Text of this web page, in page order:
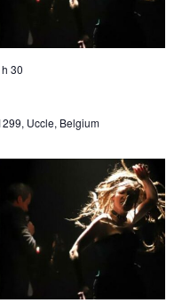
30
Uccle, Belgium